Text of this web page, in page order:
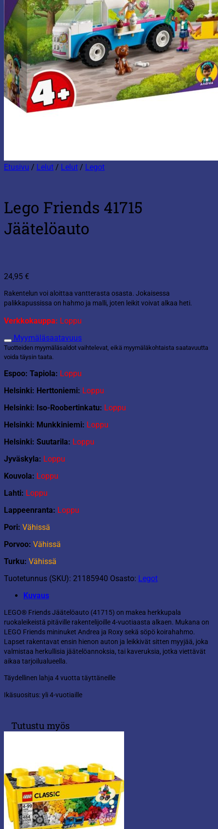
Etusivu / Lelut / Lelut / Legot
Lego Friends 41715
Jäätelöauto
24,95 €
Rakentelun voi aloittaa vantterasta osasta. Jokaisessa
palikkapussissa on hahmo ja malli, joten leikit voivat alkaa heti.
Verkkokauppa: Loppu
Myymäläsaatavuus
Tuotteiden myymäläsaldot vaihtelevat, eikä myymäläkohtaista saatavuutta
voida täysin taata.
Espoo: Tapiola: Loppu
Helsinki: Herttoniemi: Loppu
Helsinki: Iso-Roobertinkatu: Loppu
Helsinki: Munkkiniemi: Loppu
Helsinki: Suutarila: Loppu
Jyväskyla: Loppu
Kouvola: Loppu
Lahti: Loppu
Lappeenranta: Loppu
Pori: Vähissä
Porvoo: Vähissä
Turku: Vähissä
Tuotetunnus (SKU): 21185940 Osasto: Legot
Kuvaus
LEGO® Friends Jäätelöauto (41715) on makea herkkupala
ruokaleikeistä pitäville rakentelijoille 4-vuotiaasta alkaen. Mukana on
LEGO Friends mininuket Andrea ja Roxy sekä söpö koirahahmo.
Lapset rakentavat ensin hienon auton ja leikkivät sitten myyjää, joka
valmistaa herkullisia jäätelöannoksia, tai kaveruksia, jotka viettävät
aikaa tarjoilualueella.
Täydellinen lahja 4 vuotta täyttäneille
Ikäsuositus: yli 4-vuotiaille
Tutustu myös